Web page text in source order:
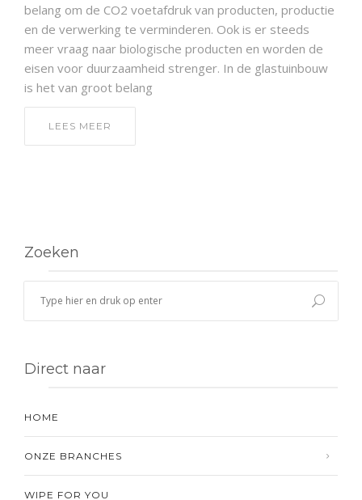
belang om de CO2 voetafdruk van producten, productie
en de verwerking te verminderen. Ook is er steeds
meer vraag naar biologische producten en worden de
eisen voor duurzaamheid strenger. In de glastuinbouw
is het van groot belang
LEES MEER
Zoeken
Direct naar
HOME
ONZE BRANCHES
WIPE FOR YOU